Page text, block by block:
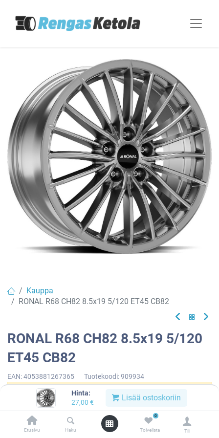
Hinta:
27,00 € Lisää ostoskoriin
Etusivu Haku
0
Toivelista Tili
Kauppa
RONAL R68 CH82 8.5x19 5/120 ET45 CB82
RONAL R68 CH82 8.5x19 5/120
ET45 CB82
EAN:4053881267365 Tuotekoodi:909934
Tällä tuotteella ei ole kelvollista yhdistelmää.
RONAL